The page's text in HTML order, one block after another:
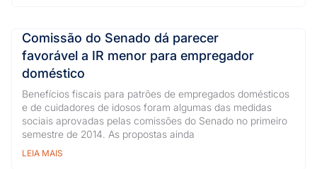
Comissão do Senado dá parecer
favorável a IR menor para empregador
doméstico
Benefícios fiscais para patrões de empregados domésticos
e de cuidadores de idosos foram algumas das medidas
sociais aprovadas pelas comissões do Senado no primeiro
semestre de 2014. As propostas ainda
LEIA MAIS